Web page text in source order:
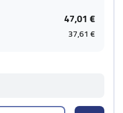
47,01 €
37,61 €